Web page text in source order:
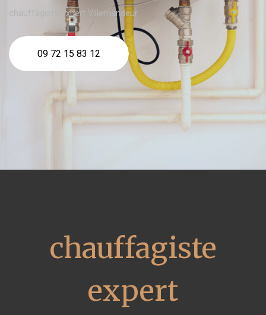
chauffagiste expert Villemandeur
09 72 15 83 12
chauffagiste
expert